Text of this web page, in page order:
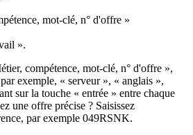
mot-clé, n° d'offre »
».
compétence, mot-clé, n° d'offre »,
exemple, « serveur », « anglais »,
sur la touche « entrée » entre chaque
une offre précise ? Saisissez
par exemple 049RSNK.